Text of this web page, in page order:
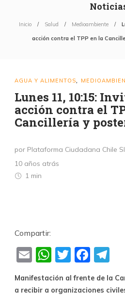
Inicio Salud Medioambiente
acción contra el TPP en la
AGUA Y ALIMENTOS
Lunes 11, 10:15:
acción contra el
Cancillería y
por Plataforma Ciudadana Chile
10 años atrás
1 min
Compartir:
EmailWhatsApp
Twitter
Manifestación al frente de la
a recibir a organizaciones